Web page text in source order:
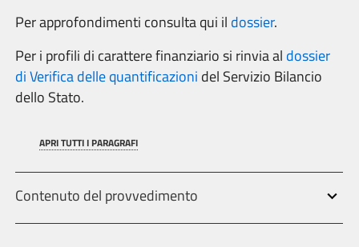
Per approfondimenti consulta qui il dossier.
Per i profili di carattere finanziario si rinvia al dossier
di Verifica delle quantificazioni del Servizio Bilancio
dello Stato.
APRI TUTTI I PARAGRAFI
Contenuto del provvedimento